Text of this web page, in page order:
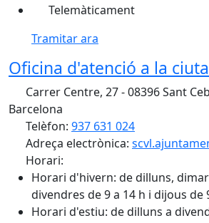
Telemàticament
Tramitar ara
Oficina d'atenció a la
Carrer Centre, 27 - 08396 Sant
Barcelona
Telèfon: 937 631 024
Adreça electrònica:
Horari:
Horari d'hivern: de dilluns,
divendres de 9 a 14 h i dijous de
Horari d'estiu: de dilluns a